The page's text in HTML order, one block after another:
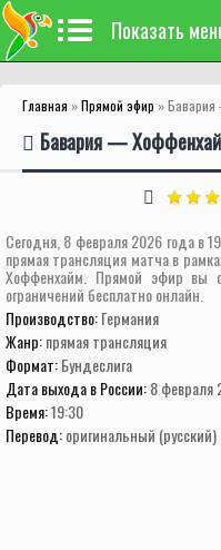
Показать
Главная »Прямой эфир »
Бавария —
Сегодня, 8 февраля 2026 года в
прямая трансляция матча в
Хоффенхайм. Прямой эфир вы
ограничений бесплатно онлайн.
Производство:Германия
Жанр:прямая трансляция
Формат:Бундеслига
Дата выхода в России:8 февраля
Время:19:30
Перевод:оригинальный (русский)